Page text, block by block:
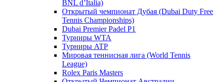
BNL d’Italia)
Открытый чемпионат Дубая (Dubai Duty Free
Tennis Championships)
Dubai Premier Padel P1
Турниры WTA
Турниры ATP
Мировая теннисная лига (World Tennis
League)
Rolex Paris Masters